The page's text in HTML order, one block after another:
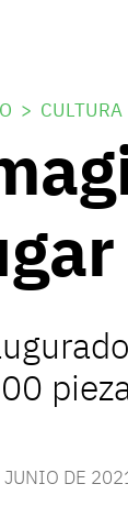
CULTURA
JUNIO DE